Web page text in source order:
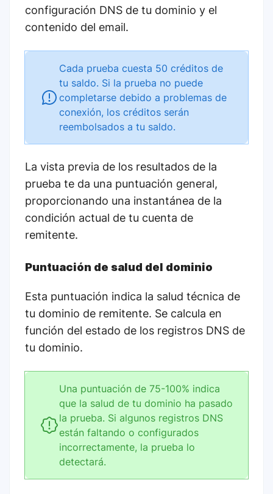
configuración DNS de tu dominio y el
contenido del email.
Cada prueba cuesta 50 créditos de
tu saldo. Si la prueba no puede
completarse debido a problemas de
conexión, los créditos serán
reembolsados a tu saldo.
La vista previa de los resultados de la
prueba te da una puntuación general,
proporcionando una instantánea de la
condición actual de tu cuenta de
remitente.
Puntuación de salud del dominio
Esta puntuación indica la salud técnica de
tu dominio de remitente. Se calcula en
función del estado de los registros DNS de
tu dominio.
Una puntuación de 75-100% indica
que la salud de tu dominio ha pasado
la prueba. Si algunos registros DNS
están faltando o configurados
incorrectamente, la prueba lo
detectará.